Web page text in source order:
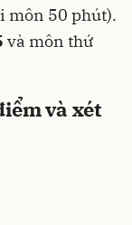
môn 50 phút).
và môn thứ
và xét